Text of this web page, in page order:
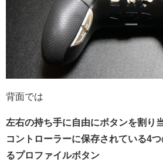
背面では
左右の持ち手に自由にボタンを割り
コントローラーに保存されている4
るプロファイルボタン